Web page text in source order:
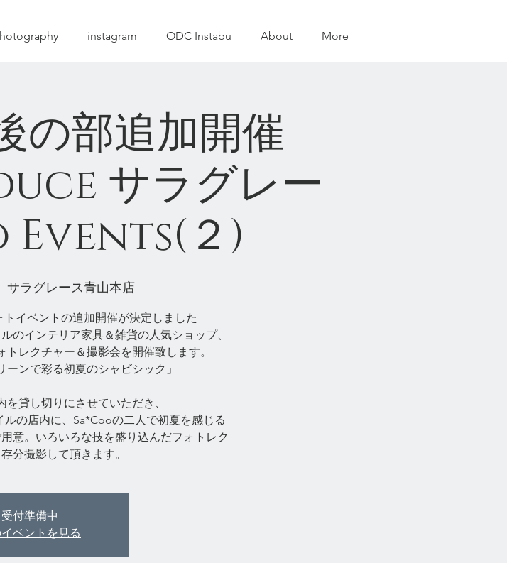
instagram ODC Instabu About More
の部追加開催
サラグレー
Events(２)
サラグレース青山本店
イベントの追加開催が決定しました
のインテリア家具＆雑貨の人気ショップ、
レクチャー＆撮影会を開催致します。
ンで彩る初夏のシャビシック」
貸し切りにさせていただき、
の店内に、Sa*Cooの二人で初夏を感じる
意。いろいろな技を盛り込んだフォトレク
受付準備中
ベントを見る